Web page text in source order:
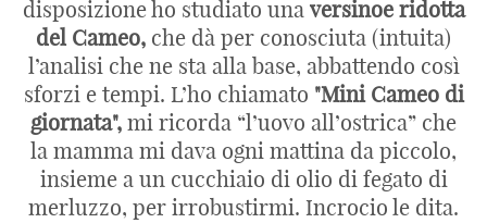
disposizione ho studiato una versinoe ridotta
del Cameo, che dà per conosciuta (intuita)
l’analisi che ne sta alla base, abbattendo così
sforzi e tempi. L’ho chiamato "Mini Cameo di
giornata", mi ricorda “l’uovo all’ostrica” che
la mamma mi dava ogni mattina da piccolo,
insieme a un cucchiaio di olio di fegato di
merluzzo, per irrobustirmi. Incrocio le dita.